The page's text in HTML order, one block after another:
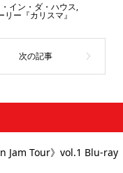
イン・ダ・ハウス,
ー『カリスマ』
Jam Tour》vol.1 Blu-ray